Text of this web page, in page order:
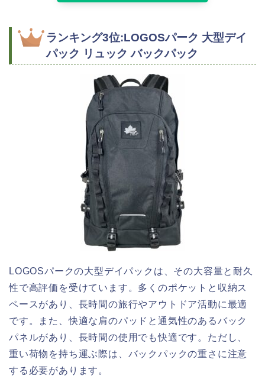
ランキング3位:LOGOSパーク 大型デイ
パック リュック バックパック
LOGOSパークの大型デイパックは、その大容量と耐久
性で高評価を受けています。多くのポケットと収納ス
ペースがあり、長時間の旅行やアウトドア活動に最適
です。また、快適な肩のパッドと通気性のあるバック
パネルがあり、長時間の使用でも快適です。ただし、
重い荷物を持ち運ぶ際は、バックパックの重さに注意
する必要があります。